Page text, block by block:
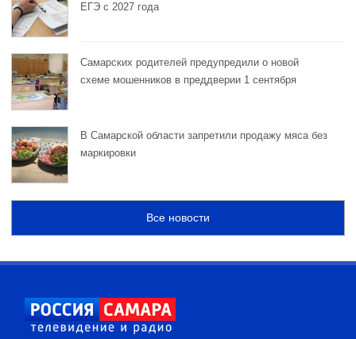
ЕГЭ с 2027 года
Самарских родителей предупредили о новой
схеме мошенников в преддверии 1 сентября
В Самарской области запретили продажу мяса без
маркировки
Все новости